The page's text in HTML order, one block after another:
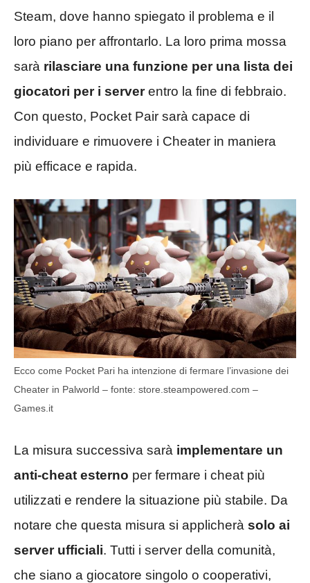
Steam, dove hanno spiegato il problema e il
loro piano per affrontarlo. La loro prima mossa
sarà rilasciare una funzione per una lista dei
giocatori per i serverentro la fine di febbraio.
Con questo, Pocket Pair sarà capace di
individuare e rimuovere i Cheater in maniera
più efficace e rapida.
Ecco come Pocket Pari ha intenzione di fermare l’invasione dei
Cheater in Palworld – fonte: store.steampowered.com –
Games.it
La misura successiva sarà implementare un
anti-cheat esterno per fermare i cheat più
utilizzati e rendere la situazione più stabile. Da
notare che questa misura si applicherà solo ai
server ufficiali. Tutti i server della comunità,
che siano a giocatore singolo o cooperativi,